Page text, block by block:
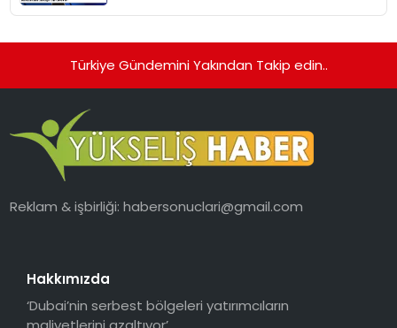
Türkiye Gündemini Yakından Takip edin..
Reklam & işbirliği:habersonuclari@gmail.com
Hakkımızda
‘Dubai’nin serbest bölgeleri yatırımcıların